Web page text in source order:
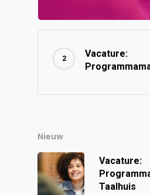
Vacature:
Nieuw
Vacature:
Taalhuis